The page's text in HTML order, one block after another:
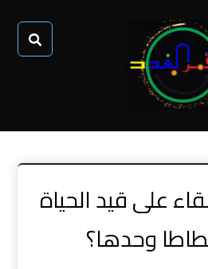
على قيد الحياة
وحدها؟